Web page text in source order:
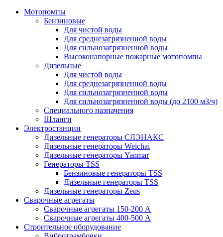
Мотопомпы
Бензиновые
Для чистой воды
Для среднезагрязненной воды
Для сильнозагрязненной воды
Высоконапорные пожарные мотопомпы
Дизельные
Для чистой воды
Для среднезагрязненной воды
Для сильнозагрязненной воды
Для сильнозагрязненной воды (до 2100 м3/ч)
Специального назначения
Шланги
Электростанции
Дизельные генераторы СЛЭНАКС
Дизельные генераторы Weichai
Дизельные генераторы Yanmar
Генераторы TSS
Бензиновые генераторы TSS
Дизельные генераторы TSS
Дизельные генераторы Zeus
Сварочные агрегаты
Сварочные агрегаты 150-200 А
Сварочные агрегаты 400-500 А
Строительное оборудование